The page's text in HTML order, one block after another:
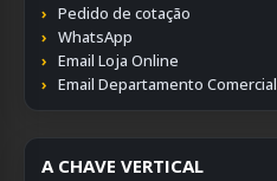
Pedido de cotação
WhatsApp
Email Loja Online
Email Departamento Comercial
A CHAVE VERTICAL